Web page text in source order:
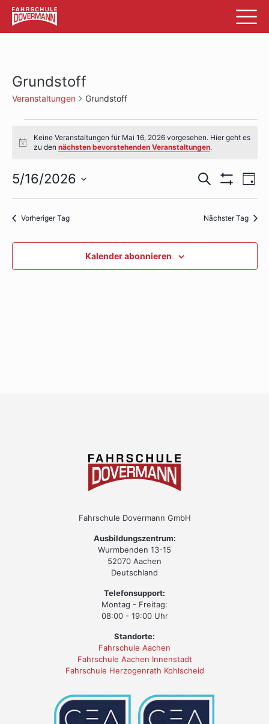
Grundstoff
Veranstaltungen Grundstoff
Veranstaltungen
für
Mai
16,
2026
Hinweis
Keine Veranstaltungen für Mai 16, 2026 vorgesehen. Hier geht es
zu den nächsten bevorstehenden Veranstaltungen.
Suche
und
Suche
Anzeigen
Tag
5/16/2026
Vorheriger Tag Nächster Tag
Kalender abonnieren
Fahrschule Dovermann GmbH
Ausbildungszentrum:
Wurmbenden 13-15
52070 Aachen
Deutschland
Telefonsupport:
Montag - Freitag:
08:00 - 19:00 Uhr
Standorte:
Fahrschule Aachen
Fahrschule Aachen Innenstadt
Fahrschule Herzogenrath Kohlscheid